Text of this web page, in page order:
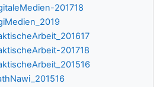
201718
201718